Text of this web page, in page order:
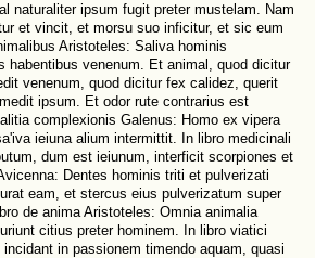
naturaliter ipsum fugit preter mustelam. Nam
et vincit, et morsu suo inficitur, et sic eum
Aristoteles: Saliva hominis
habentibus venenum. Et animal, quod dicitur
venenum, quod dicitur fex calidez, querit
ipsum. Et odor rute contrarius est
complexionis Galenus: Homo ex vipera
ieiuna alium intermittit. In libro medicinali
dum est ieiunum, interficit scorpiones et
Dentes hominis triti et pulverizati
eam, et stercus eius pulverizatum super
de anima Aristoteles: Omnia animalia
citius preter hominem. In libro viatici
in passionem timendo aquam, quasi